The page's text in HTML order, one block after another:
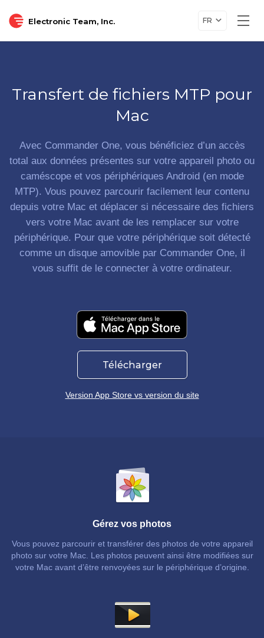
Electronic Team, Inc. FR
Transfert de fichiers MTP pour
Mac
Avec Commander One, vous bénéficiez d’un accès
total aux données présentes sur votre appareil photo ou
caméscope et vos périphériques Android (en mode
MTP). Vous pouvez parcourir facilement leur contenu
depuis votre Mac et déplacer si nécessaire des fichiers
vers votre Mac avant de les remplacer sur votre
périphérique. Pour que votre périphérique soit détecté
comme un disque amovible par Commander One, il
vous suffit de le connecter à votre ordinateur.
Télécharger
Version App Store vs version du site
Gérez vos photos
Vous pouvez parcourir et transférer des photos de votre appareil
photo sur votre Mac. Les photos peuvent ainsi être modifiées sur
votre Mac avant d’être renvoyées sur le périphérique d’origine.